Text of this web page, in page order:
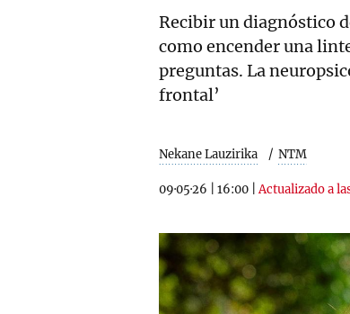
Recibir un diagnóstico
como encender una
preguntas. La
frontal’
Nekane Lauzirika NTM
09·05·26 16:00 |Actualizado a